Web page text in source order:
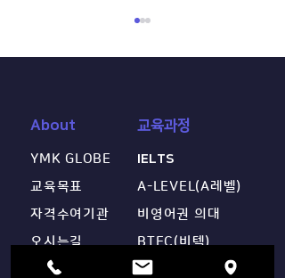
[센터 공지] 2026년 10월
A레벨·IGCSE 시험 신청 안
내
About
YMK GLOBE
교육목표
자격수여기관
오시는길
교육과정
IELTS
A-LEVEL(A레벨)
비영어권 의대
BTEC(비텍)
HND